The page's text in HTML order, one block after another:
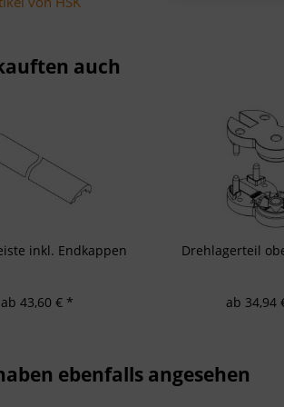
auch
inkl. Endkappen
ab 43,60 € *
Drehlagerteil
ab 34,94
ebenfalls angesehen
Besondere
Verwendung